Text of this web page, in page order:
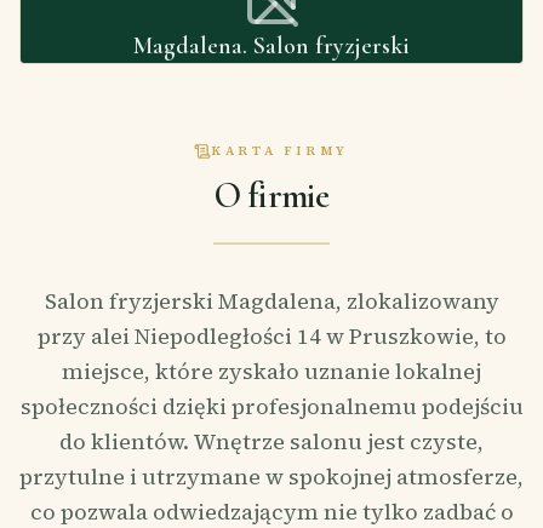
Magdalena. Salon fryzjerski
KARTA FIRMY
O firmie
Salon fryzjerski Magdalena, zlokalizowany
przy alei Niepodległości 14 w Pruszkowie, to
miejsce, które zyskało uznanie lokalnej
społeczności dzięki profesjonalnemu podejściu
do klientów. Wnętrze salonu jest czyste,
przytulne i utrzymane w spokojnej atmosferze,
co pozwala odwiedzającym nie tylko zadbać o